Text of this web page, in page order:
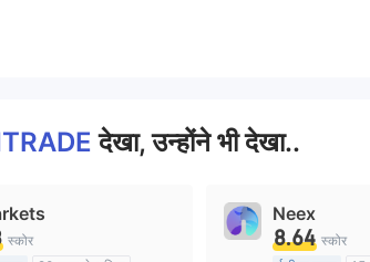
देखा, उन्होंने भी देखा..
स्कोर
Neex
8.64 स्कोर